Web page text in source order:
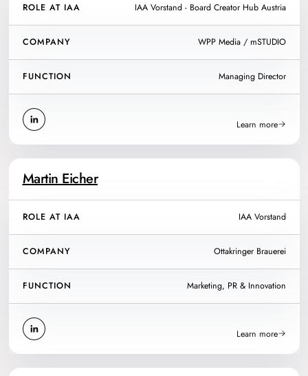
ROLE AT IAA IAA Vorstand - Board Creator Hub Austria
COMPANY WPP Media / mSTUDIO
FUNCTION Managing Director
Learn more
Martin Eicher
ROLE AT IAA IAA Vorstand
COMPANY Ottakringer Brauerei
FUNCTION Marketing, PR & Innovation
Learn more